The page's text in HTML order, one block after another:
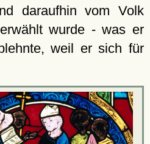
daraufhin vom Volk
wurde - was er
weil er sich für